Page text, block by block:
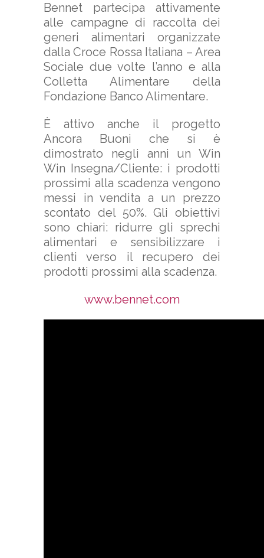
Bennet partecipa attivamente
alle campagne di raccolta dei
generi alimentari organizzate
dalla Croce Rossa Italiana – Area
Sociale due volte l’anno e alla
Colletta Alimentare della
Fondazione Banco Alimentare.
È attivo anche il progetto
Ancora Buoni che si è
dimostrato negli anni un Win
Win Insegna/Cliente: i prodotti
prossimi alla scadenza vengono
messi in vendita a un prezzo
scontato del 50%. Gli obiettivi
sono chiari: ridurre gli sprechi
alimentari e sensibilizzare i
clienti verso il recupero dei
prodotti prossimi alla scadenza.
www.bennet.com